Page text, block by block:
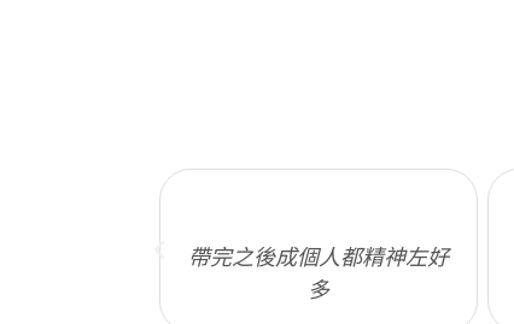
帶完之後成個人都精神左好
多